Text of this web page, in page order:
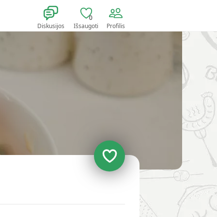
Diskusijos
0
Išsaugoti Profilis